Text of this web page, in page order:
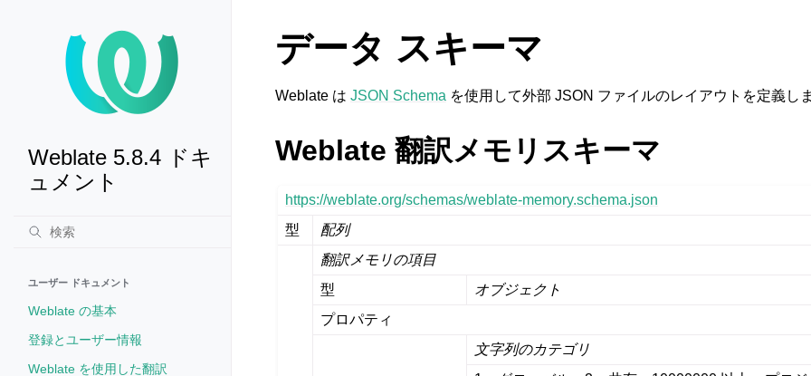
Weblate 5.8.4 ドキ
ュメント
ユーザー ドキュメント
Weblate の基本
登録とユーザー情報
Weblate を使用した翻訳
データ スキーマ
Weblate は JSON Schema を使用して外部 JSON ファイルのレイアウトを定義し
Weblate 翻訳メモリスキーマ
https://weblate.org/schemas/weblate-memory.schema.json
型
配列
翻訳メモリの項目
型
オブジェクト
プロパティ
文字列のカテゴリ